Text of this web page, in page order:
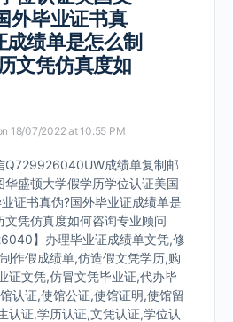
外毕业证书真
绩单是怎么制
文凭仿真度如
18/07/2022 at 10:55 PM
Q729926040UW成绩单复制邮
盛顿大学假学历学位认证美国
证书真伪?国外毕业证成绩单是
凭仿真度如何咨询专业顾问
】办理毕业证成绩单文凭,修
作假成绩单,仿造假文凭学历,购
证文凭,仿冒文凭毕业证,代办毕
认证,使馆公证,使馆证明,使馆留
认证,学历认证,文凭认证,学位认